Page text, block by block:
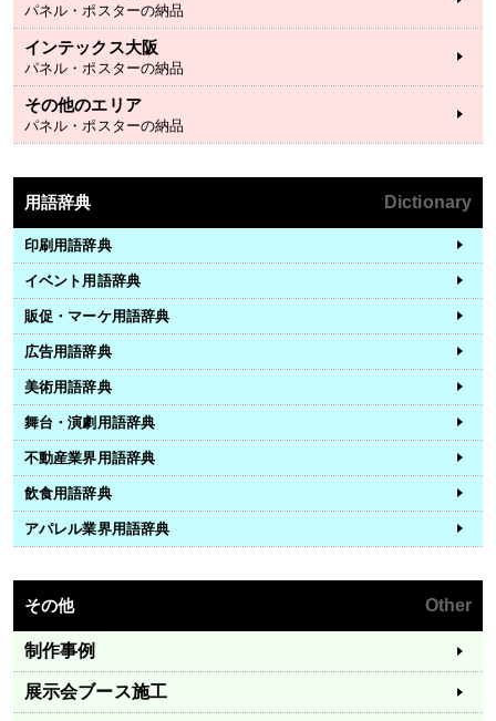
パネル・ポスターの納品
インテックス大阪
パネル・ポスターの納品
その他のエリア
パネル・ポスターの納品
用語辞典 Dictionary
印刷用語辞典
イベント用語辞典
販促・マーケ用語辞典
広告用語辞典
美術用語辞典
舞台・演劇用語辞典
不動産業界用語辞典
飲食用語辞典
アパレル業界用語辞典
その他 Other
制作事例
展示会ブース施工